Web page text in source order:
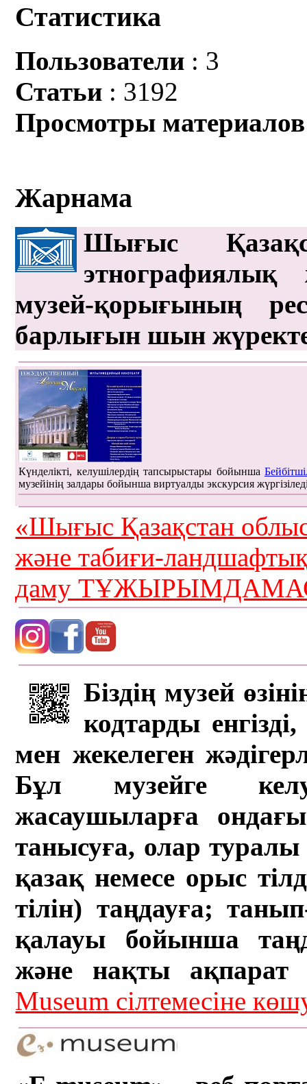
Статистика
Пользователи : 3
Статьи : 3192
Просмотры материалов
Жарнама
Шығыс
этнографиялық
музей-қорығының
барлығын шын
Күнделікті, келушілердің тапсырыстары бойынша
музейінің залдары бойынша виртуалды экскурсия
«Шығыс Қазақстан
және табиғи-
даму
Біздің музей
кодтарды
мен жекелеген
Бұл музейге
жасаушыларға
танысуға, олар туралы
қазақ немесе орыс
тілін) таңдауға;
қалауы бойынша
және нақты ақпарат
Museum сілтемесіне